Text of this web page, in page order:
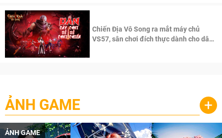
Chiến Địa Vô Song ra mắt máy chủ
VS57, sân chơi đích thực dành cho dân
ẢNH GAME +
ẢNH GAME